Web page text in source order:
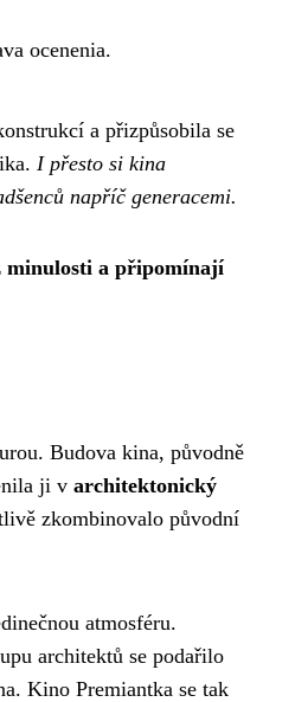
ocenenia.
a přizpůsobila se
I přesto si kina
napříč generacemi.
minulosti a připomínají
Budova kina, původně
ji v architektonický
zkombinovalo původní
atmosféru.
architektů se podařilo
Kino Premiantka se tak